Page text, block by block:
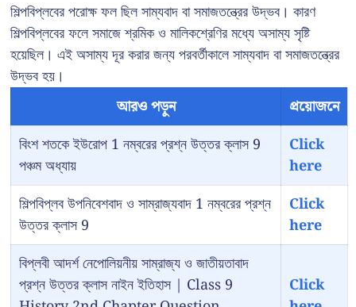
শিল্পবিপ্লবের পরোক্ষ ফল ছিল সাম্যবাদ বা সমাজতন্ত্রের উদ্ভব। কারণ
শিল্পবিপ্লবের ফলে সমাজে শ্রমিক ও মালিকশ্রেণির মধ্যে অসাম্য সৃষ্টি
হয়েছিল। এই অসাম্য দূর করার জন্য পরবর্তীকালে সাম্যবাদ বা সমাজতন্ত্রের
উদ্ভব হয়।
আরও পড়ুন
প্রয়োজনে
বিংশ শতকে ইউরোপ 1 নম্বরের প্রশ্ন উত্তর ক্লাস 9
পঞ্চম অধ্যায়
Click
here
শিল্পবিপ্লব উপনিবেশবাদ ও সাম্রাজ্যবাদ 1 নম্বরের প্রশ্ন
উত্তর ক্লাস 9
Click
here
বিপ্লবী আদর্শ নেপোলিয়নীয় সাম্রাজ্য ও জাতীয়তাবাদ
প্রশ্ন উত্তর ক্লাস নাইন ইতিহাস | Class 9
Click